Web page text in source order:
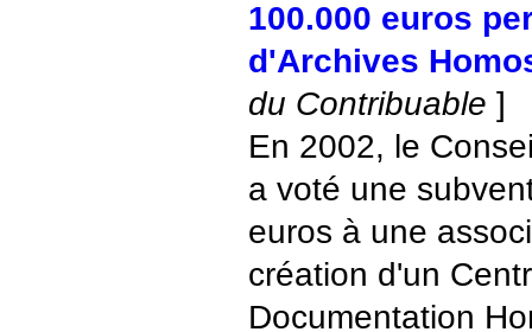
100.000 euros
d'Archives
du Contribuable ]
En 2002, le
a voté une
euros à une
création d'un
Documentation